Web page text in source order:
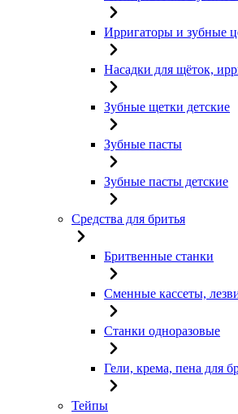
Ирригаторы и зубные
Насадки для щёток,
Зубные щетки детские
Зубные пасты
Зубные пасты детские
Средства для бритья
Бритвенные станки
Сменные кассеты,
Станки одноразовые
Гели, крема, пена для
Тейпы